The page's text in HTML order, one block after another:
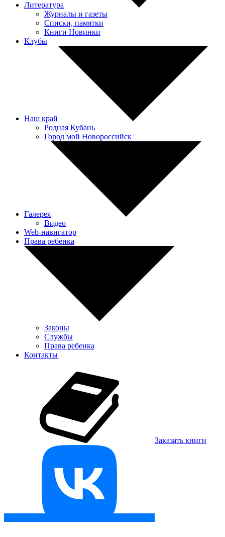
Литература
Журналы и газеты
Списки, памятки
Книги Новинки
Клубы
Наш край
Родная Кубань
Город мой Новороссийск
Галерея
Видео
Web-навигатор
Права ребенка
Законы
Службы
Права ребенка
Контакты
Заказать книги